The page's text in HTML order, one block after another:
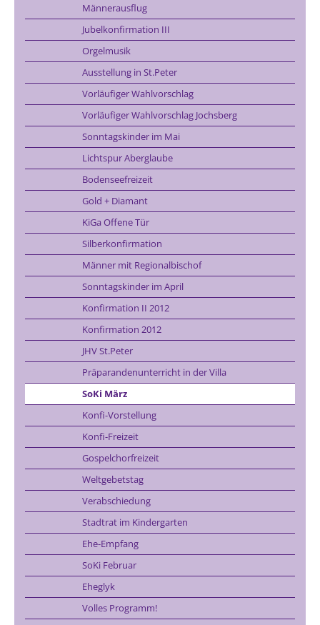
Männerausflug
Jubelkonfirmation III
Orgelmusik
Ausstellung in St.Peter
Vorläufiger Wahlvorschlag
Vorläufiger Wahlvorschlag Jochsberg
Sonntagskinder im Mai
Lichtspur Aberglaube
Bodenseefreizeit
Gold + Diamant
KiGa Offene Tür
Silberkonfirmation
Männer mit Regionalbischof
Sonntagskinder im April
Konfirmation II 2012
Konfirmation 2012
JHV St.Peter
Präparandenunterricht in der Villa
SoKi März
Konfi-Vorstellung
Konfi-Freizeit
Gospelchorfreizeit
Weltgebetstag
Verabschiedung
Stadtrat im Kindergarten
Ehe-Empfang
SoKi Februar
Eheglyk
Volles Programm!